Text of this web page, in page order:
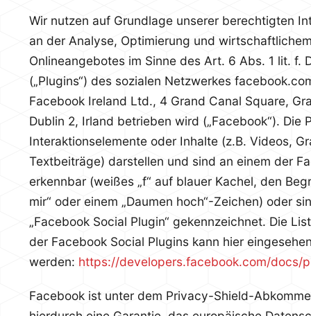
Wir nutzen auf Grundlage unserer berechtigten
an der Analyse, Optimierung und
Onlineangebotes im Sinne des Art. 6 Abs. 1 lit. f.
(„Plugins“) des sozialen Netzwerkes
Facebook Ireland Ltd., 4 Grand Canal Square,
Dublin 2, Irland betrieben wird („Facebook“). Die
Interaktionselemente oder Inhalte (z.B. Videos,
Textbeiträge) darstellen und sind an einem der
erkennbar (weißes „f“ auf blauer Kachel, den
mir“ oder einem „Daumen hoch“-Zeichen) oder
„Facebook Social Plugin“ gekennzeichnet. Die
der Facebook Social Plugins kann hier
werden: https://developers.facebook.com/docs/
Facebook ist unter dem Privacy-Shield-